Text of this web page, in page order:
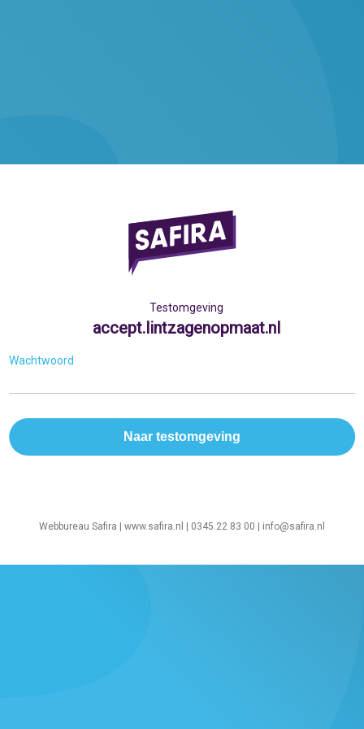
Testomgeving
accept.lintzagenopmaat.nl
Wachtwoord
Webbureau Safira | www.safira.nl | 0345 22 83 00 | info@safira.nl